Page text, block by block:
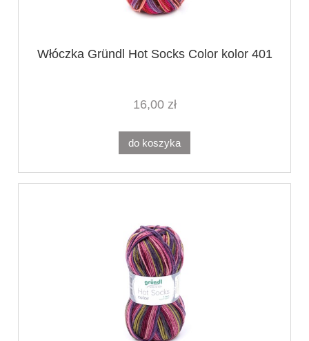
Włóczka Gründl Hot Socks Color kolor 401
16,00 zł
do koszyka